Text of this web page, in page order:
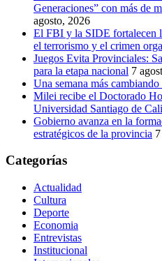
Generaciones” con más de
agosto, 2026
El FBI y la SIDE fortalecen
el terrorismo y el crimen
Juegos Evita Provinciales:
para la etapa nacional 7
Una semana más
Milei recibe el Doctorado
Universidad Santiago de Cali
Gobierno avanza en la
estratégicos de la provincia
Categorías
Actualidad
Cultura
Deporte
Economia
Entrevistas
Institucional